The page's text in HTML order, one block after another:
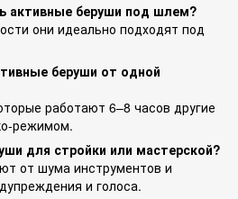
активные беруши под шлем?
они идеально подходят под
беруши от одной
работают 6–8 часов другие
режимом.
для стройки или мастерской?
от шума инструментов и
и голоса.